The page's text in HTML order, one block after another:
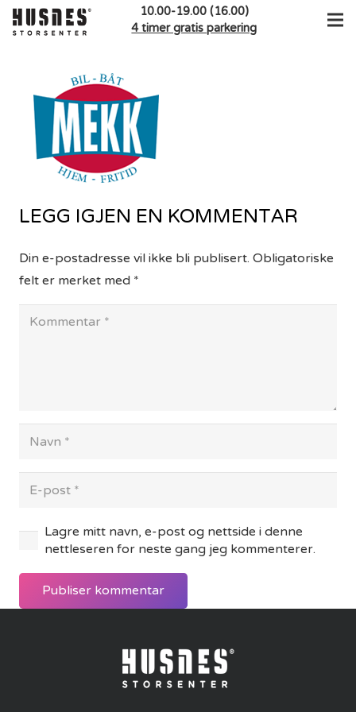
10.00-19.00 (16.00)
4 timer gratis parkering
LEGG IGJEN EN KOMMENTAR
Din e-postadresse vil ikke bli publisert. Obligatoriske
felt er merket med *
Lagre mitt navn, e-post og nettside i denne
nettleseren for neste gang jeg kommenterer.
Publiser kommentar